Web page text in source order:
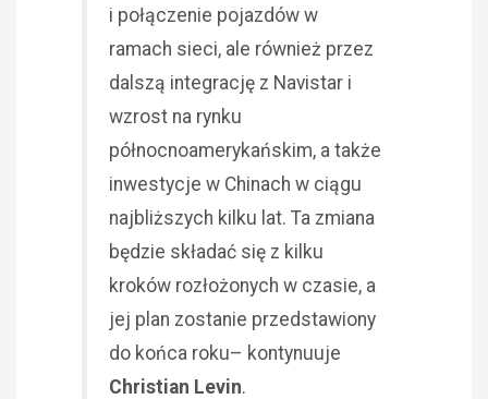
i połączenie pojazdów w
ramach sieci, ale również przez
dalszą integrację z Navistar i
wzrost na rynku
północnoamerykańskim, a także
inwestycje w Chinach w ciągu
najbliższych kilku lat. Ta zmiana
będzie składać się z kilku
kroków rozłożonych w czasie, a
jej plan zostanie przedstawiony
do końca roku– kontynuuje
Christian Levin.